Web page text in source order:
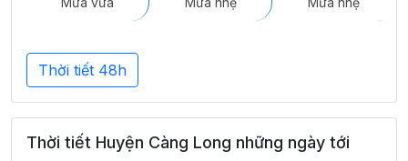
Thời tiết 48h
Thời tiết Huyện Càng Long những ngày tới